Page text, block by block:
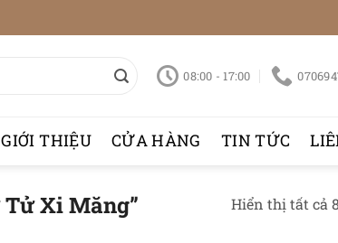
08:00 - 17:00
GIỚI THIỆU CỬA HÀNG TIN TỨC
Xi Măng” Hiển thị tất cả